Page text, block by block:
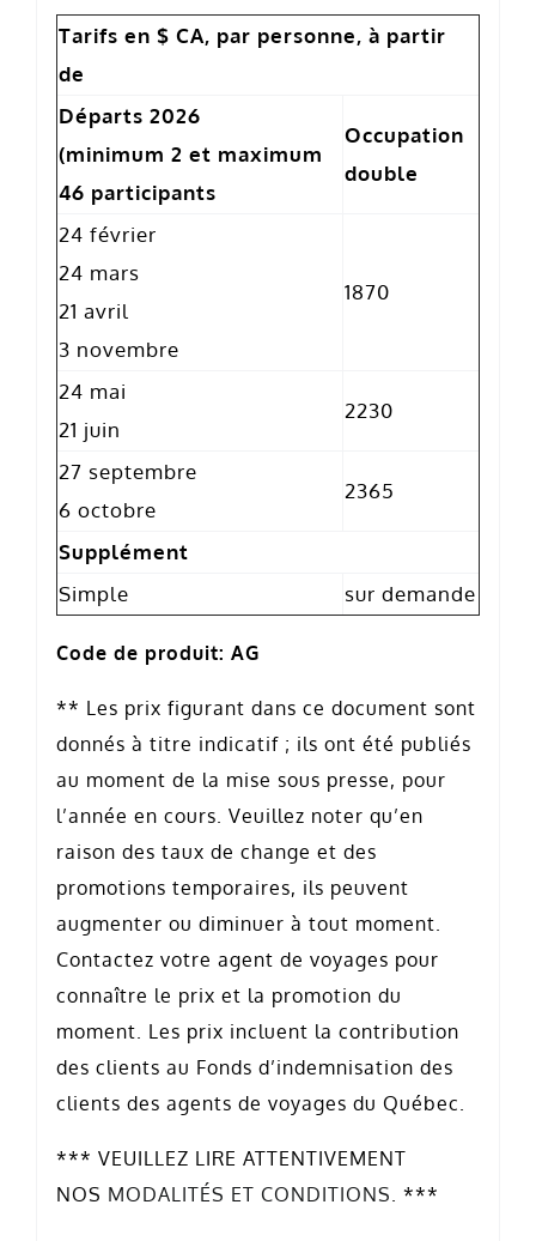
Tarifs en $ CA, par personne, à partir
de
Départs 2026
(minimum 2 et maximum
46 participants
Occupation
double
24 février
24 mars
21 avril
3 novembre
1870
24 mai
21 juin
2230
27 septembre
6 octobre
2365
Supplément
Simple
sur demande
Code de produit: AG
** Les prix figurant dans ce document sont
donnés à titre indicatif ; ils ont été publiés
au moment de la mise sous presse, pour
l’année en cours. Veuillez noter qu’en
raison des taux de change et des
promotions temporaires, ils peuvent
augmenter ou diminuer à tout moment.
Contactez votre agent de voyages pour
connaître le prix et la promotion du
moment. Les prix incluent la contribution
des clients au Fonds d’indemnisation des
clients des agents de voyages du Québec.
*** VEUILLEZ LIRE ATTENTIVEMENT
NOS MODALITÉS ET CONDITIONS. ***